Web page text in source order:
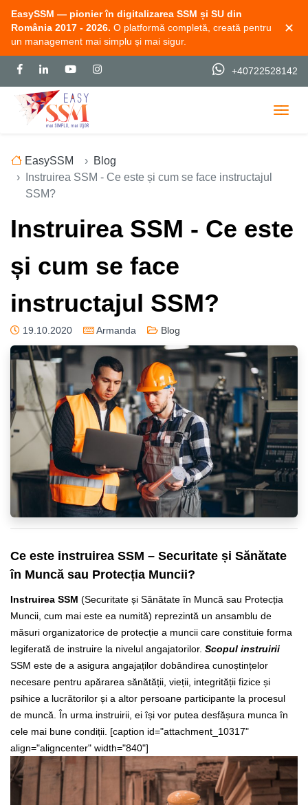
EasySSM — pionier în digitalizarea SSM și SU din
România 2017 - 2026. O platformă completă, creată pentru
un management mai simplu și mai sigur.
✕
+40722528142
EasySSM
Blog
Instruirea SSM - Ce este și cum se face instructajul
SSM?
Instruirea SSM - Ce este
și cum se face
instructajul SSM?
19.10.2020 Armanda Blog
Ce este instruirea SSM – Securitate și Sănătate
în Muncă sau Protecția Muncii?
Instruirea SSM (Securitate și Sănătate în Muncă sau Protecția
Muncii, cum mai este ea numită) reprezintă un ansamblu de
măsuri organizatorice de protecție a muncii care constituie forma
legiferată de instruire la nivelul angajatorilor. Scopul instruirii
SSM este de a asigura angajaților dobândirea cunoștințelor
necesare pentru apărarea sănătății, vieții, integrității fizice și
psihice a lucrătorilor și a altor persoane participante la procesul
de muncă. În urma instruirii, ei își vor putea desfășura munca în
cele mai bune condiții. [caption id="attachment_10317"
align="aligncenter" width="840"]